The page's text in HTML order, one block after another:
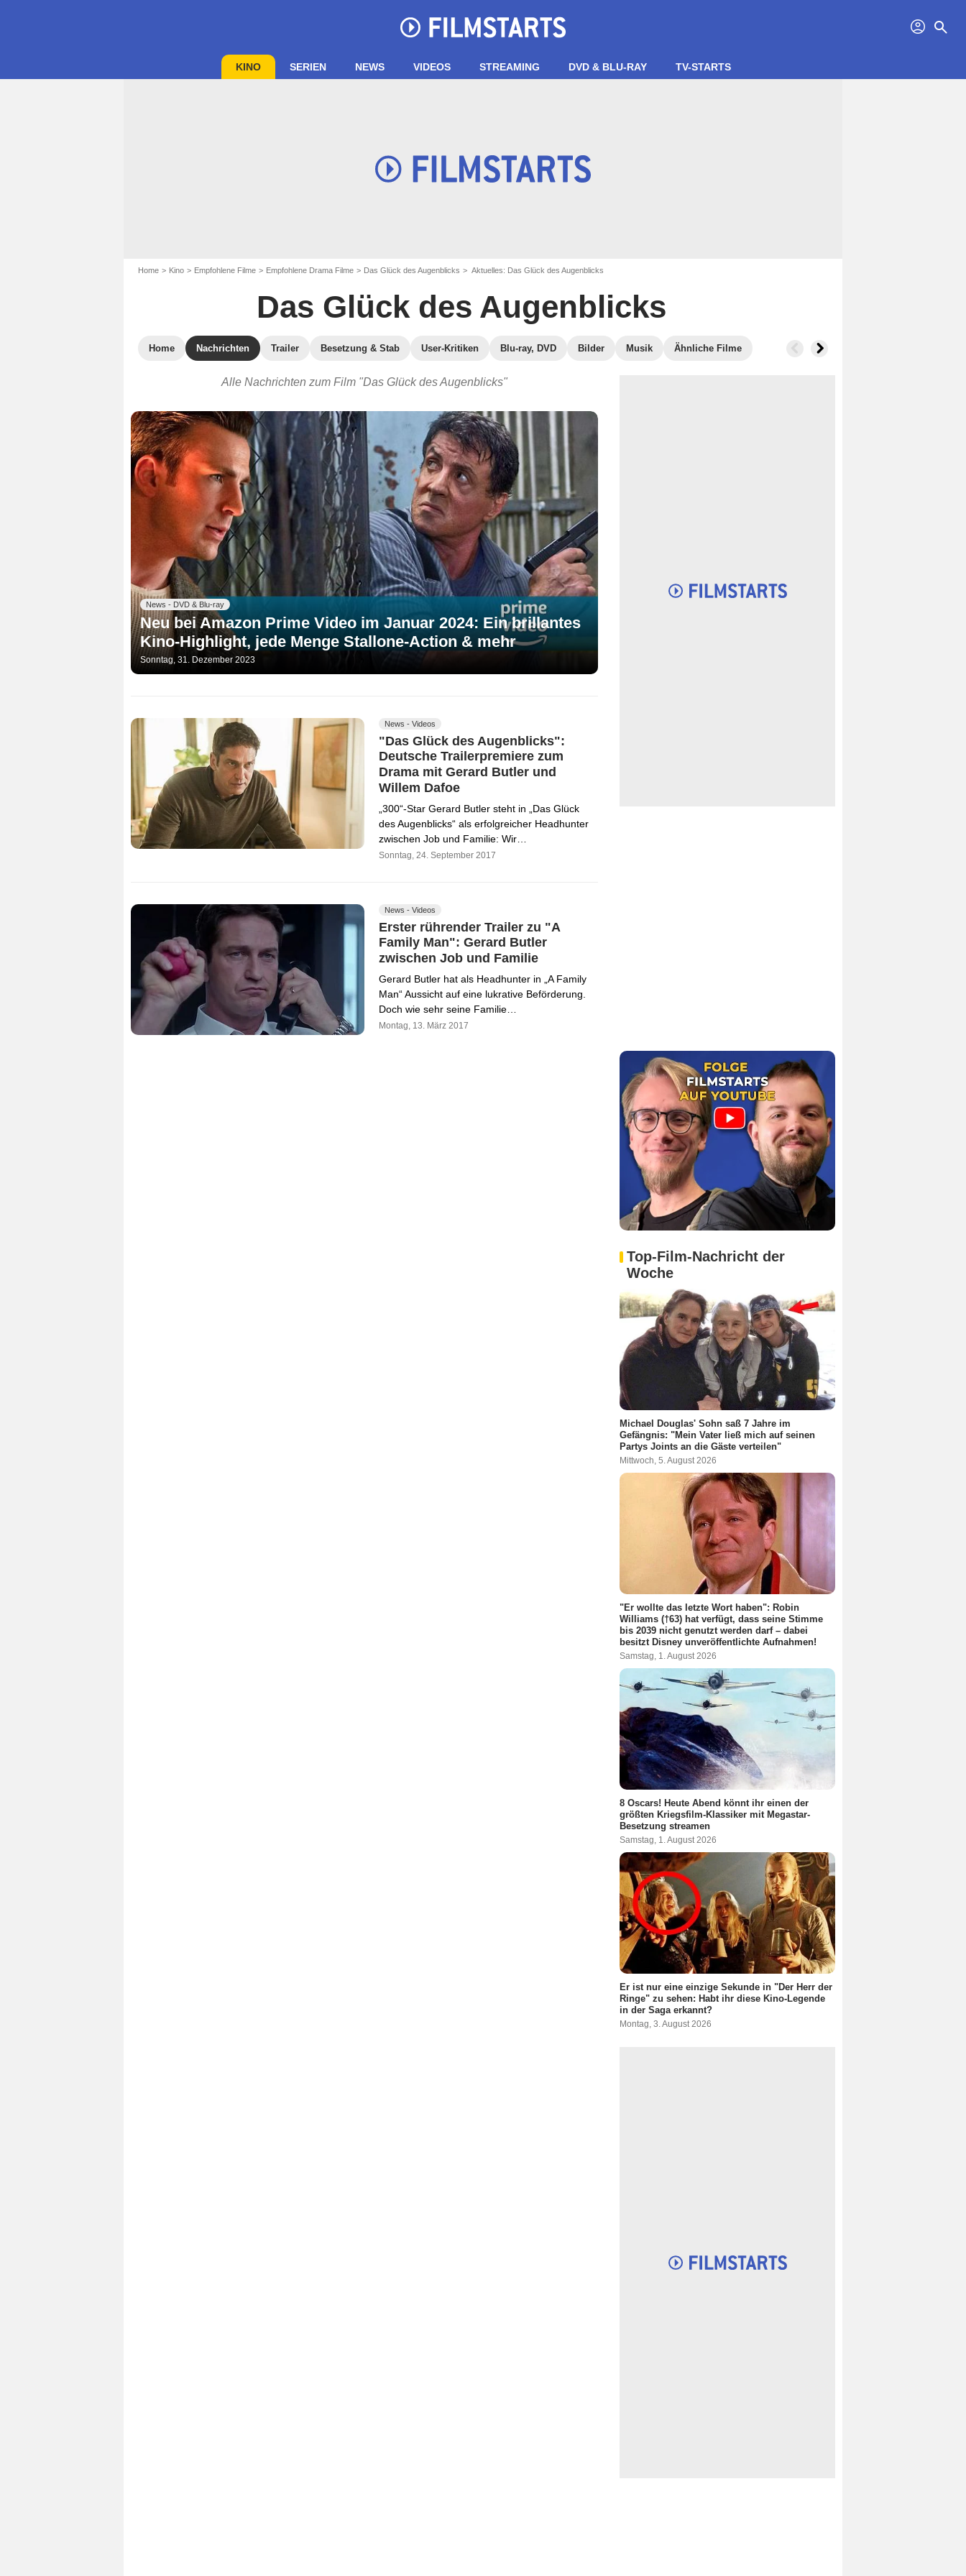
profil search
KINO SERIEN NEWS VIDEOS STREAMING DVD & BLU-RAY TV-STARTS
Home Kino Empfohlene Filme Empfohlene Drama Filme Das Glück des Augenblicks Aktuelles: Das Glück des Augenblicks
Das Glück des Augenblicks
Home Nachrichten Trailer Besetzung & Stab User-Kritiken Blu-ray, DVD Bilder Musik Ähnliche Filme
Alle Nachrichten zum Film "Das Glück des Augenblicks"
News - DVD & Blu-ray
Neu bei Amazon Prime Video im Januar 2024: Ein brillantes
Kino-Highlight, jede Menge Stallone-Action & mehr
Sonntag, 31. Dezember 2023
News - Videos
"Das Glück des Augenblicks":
Deutsche Trailerpremiere zum
Drama mit Gerard Butler und
Willem Dafoe
„300“-Star Gerard Butler steht in „Das Glück
des Augenblicks“ als erfolgreicher Headhunter
zwischen Job und Familie: Wir…
Sonntag, 24. September 2017
News - Videos
Erster rührender Trailer zu "A
Family Man": Gerard Butler
zwischen Job und Familie
Gerard Butler hat als Headhunter in „A Family
Man“ Aussicht auf eine lukrative Beförderung.
Doch wie sehr seine Familie…
Montag, 13. März 2017
Top-Film-Nachricht der
Woche
Michael Douglas' Sohn saß 7 Jahre im
Gefängnis: "Mein Vater ließ mich auf seinen
Partys Joints an die Gäste verteilen"
Mittwoch, 5. August 2026
"Er wollte das letzte Wort haben": Robin
Williams (†63) hat verfügt, dass seine Stimme
bis 2039 nicht genutzt werden darf – dabei
besitzt Disney unveröffentlichte Aufnahmen!
Samstag, 1. August 2026
8 Oscars! Heute Abend könnt ihr einen der
größten Kriegsfilm-Klassiker mit Megastar-
Besetzung streamen
Samstag, 1. August 2026
Er ist nur eine einzige Sekunde in "Der Herr der
Ringe" zu sehen: Habt ihr diese Kino-Legende
in der Saga erkannt?
Montag, 3. August 2026